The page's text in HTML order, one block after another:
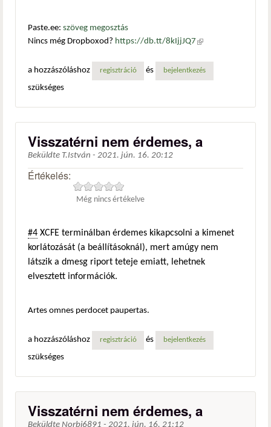
Paste.ee: szöveg megosztás
Nincs még Dropboxod? https://db.tt/8kIjjJQ7 (külső
a hozzászóláshoz
regisztráció és bejelentkezés
szükséges
Visszatérni nem érdemes, a
Beküldte T.István - 2021. jún. 16. 20:12
Értékelés:
Még nincs értékelve
#4 XCFE terminálban érdemes kikapcsolni a kimenet
korlátozását (a beállításoknál), mert amúgy nem
látszik a dmesg riport teteje emiatt, lehetnek
elvesztett információk.
Artes omnes perdocet paupertas.
a hozzászóláshoz regisztráció és bejelentkezés
szükséges
Visszatérni nem érdemes, a
Beküldte Norbi6891 - 2021. jún. 16. 21:12